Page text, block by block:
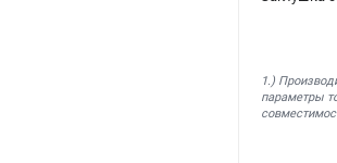
1.)
параметры